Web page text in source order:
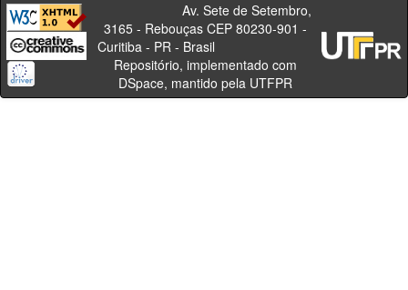
Av. Sete de Setembro,
3165 - Rebouças CEP 80230-901 -
Curitiba - PR - Brasil
Repositório, implementado com
DSpace, mantido pela UTFPR